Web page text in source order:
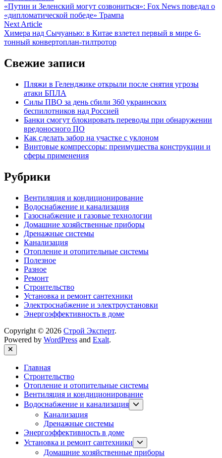
по
записям
article:
«Путин и Зеленский могут созвониться»: Fox News поведал о
«дипломатической победе» Трампа
Next ArticleNext
article:
Химера над Сычуанью: в Китае взлетел первый в мире 6-
тонный конвертоплан-тилтротор
Свежие записи
Пляжи в Геленджике открыли после снятия угрозы
атаки БПЛА
Силы ПВО за день сбили 360 украинских
беспилотников над Россией
Банки смогут блокировать переводы при обнаружении
вредоносного ПО
Как сделать забор на участке с уклоном
Винтовые компрессоры: преимущества конструкции и
сферы применения
Рубрики
Вентиляция и кондиционирование
Водоснабжение и канализация
Газоснабжение и газовые технологии
Домашние хозяйственные приборы
Дренажные системы
Канализация
Отопление и отопительные системы
Полезное
Разное
Ремонт
Строительство
Установка и ремонт сантехники
Электроснабжение и электроустановки
Энергоэффективность в доме
Copyright © 2026 Строй Эксперт.
Powered by WordPress and Exalt.
Close
Главная
Строительство
Отопление и отопительные системы
Вентиляция и кондиционирование
Водоснабжение и канализация
Show
sub
Канализация
Дренажные системы
Энергоэффективность в доме
Установка и ремонт сантехники
sub
Домашние хозяйственные приборы